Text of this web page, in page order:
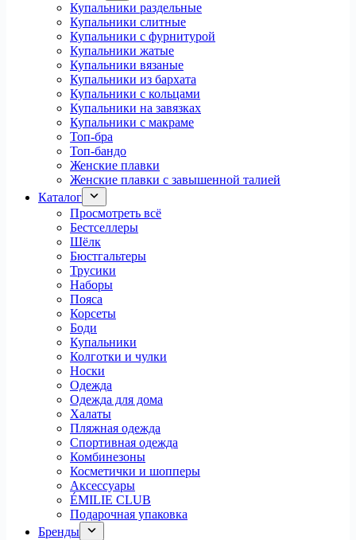
Купальники раздельные
Купальники слитные
Купальники с фурнитурой
Купальники жатые
Купальники вязаные
Купальники из бархата
Купальники с кольцами
Купальники на завязках
Купальники с макраме
Топ-бра
Топ-бандо
Женские плавки
Женские плавки с завышенной талией
Каталог
Просмотреть всё
Бестселлеры
Шёлк
Бюстгальтеры
Трусики
Наборы
Пояса
Корсеты
Боди
Купальники
Колготки и чулки
Носки
Одежда
Одежда для дома
Халаты
Пляжная одежда
Спортивная одежда
Комбинезоны
Косметички и шопперы
Аксессуары
ÉMILIE CLUB
Подарочная упаковка
Бренды